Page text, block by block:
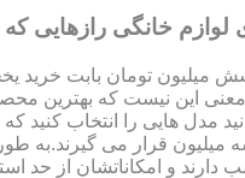
خانگی رازهایی که
شش میلیون تومان بابت خرید
معنی این نیست که بهترین
مدل هایی را انتخاب کنید که
هزار تا سه میلیون قرار می گیرند.به
و امکاناتشان از حد